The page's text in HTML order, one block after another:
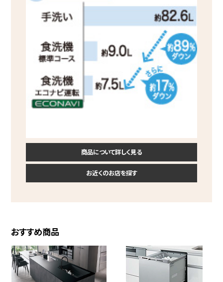
商品について詳しく見る
お近くのお店を探す
おすすめ商品